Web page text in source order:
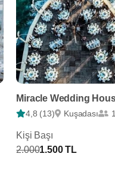
Miracle Wedding
4,8 (13) Kuşadası
Kişi Başı
2.0001.500 TL